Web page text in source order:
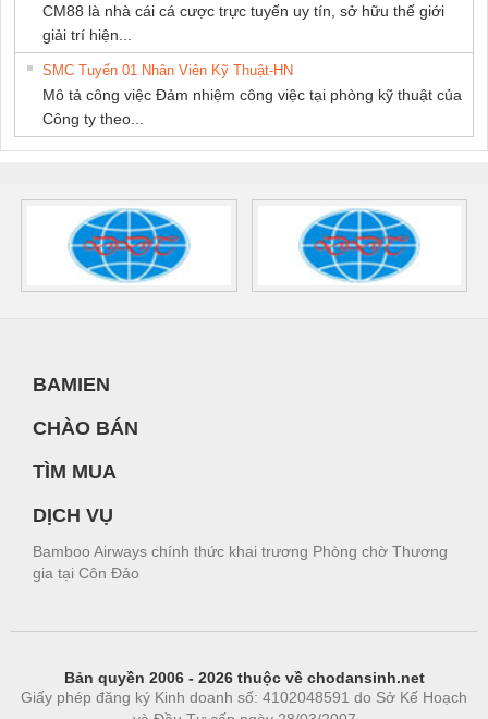
CM88 là nhà cái cá cược trực tuyến uy tín, sở hữu thế giới
giải trí hiện...
SMC Tuyển 01 Nhân Viên Kỹ Thuật-HN
Mô tả công việc Đảm nhiệm công việc tại phòng kỹ thuật của
Công ty theo...
BAMIEN
CHÀO BÁN
TÌM MUA
DỊCH VỤ
Bamboo Airways chính thức khai trương Phòng chờ Thương
gia tại Côn Đảo
Bản quyền 2006 - 2026 thuộc về chodansinh.net
Giấy phép đăng ký Kinh doanh số: 4102048591 do Sở Kế Hoạch